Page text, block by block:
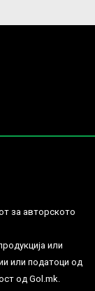
за авторското
или
или податоци од
од Gol.mk.